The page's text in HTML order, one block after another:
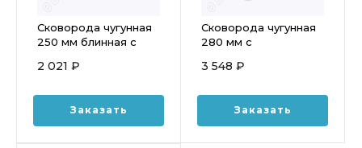
Сковорода чугунная
250 мм блинная с
МС6254
2 021 ₽
Заказать
Сковорода чугунная
280 мм с
глубокая XG728N
3 548 ₽
Заказать